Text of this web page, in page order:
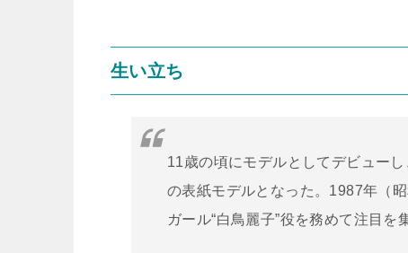
生い立ち
11歳の頃にモデルとしてデビュー
の表紙モデルとなった。1987年（
ガール“白鳥麗子”役を務めて注目を